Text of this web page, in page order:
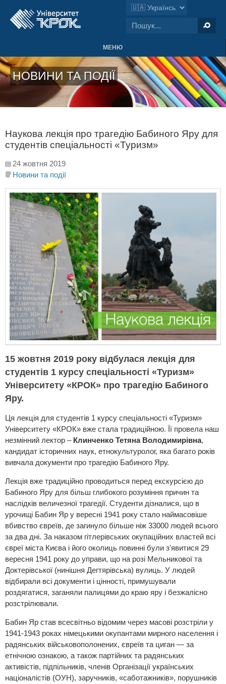
МЕНЮ
НОВИНИ ТА ПОДІЇ
Наукова лекція про трагедію Бабиного Яру для
студентів спеціальності «Туризм»
24 жовтня 2019
Новини та події
15 жовтня 2019 року відбулася лекція для
студентів 1 курсу спеціальності «Туризм»
Університету «КРОК» про трагедію Бабиного
Яру.
Ця лекція для студентів 1 курсу спеціальності «Туризм»
Університету «КРОК» вже стала традиційною. Її провела наш
незмінний лектор – Клинченко Тетяна Володимирівна,
кандидат історичних наук, етнокультуролог, яка багато років
вивчала документи про трагедію Бабиного Яру.
Лекція вже традиційно проводиться перед екскурсією до
Бабиного Яру для більш глибокого розуміння причин та
наслідків величезної трагедії. Студенти дізналися, що в
урочищі Бабин Яр у вересні 1941 року стало наймасовіше
вбивство євреїв, де загинуло більше ніж 33000 людей всього
за два дні. За наказом гітлерівських окупаційних властей всі
євреї міста Києва і його околиць повинні були з'явитися 29
вересня 1941 року до управи, що на розі Мельникової та
Доктерівської (нинішня Дегтярівська) вулиць. У людей
відбирали всі документи і цінності, примушували
роздягатися, заганяли палицями до краю яру і безжалісно
розстрілювали.
Бабин Яр став всесвітньо відомим через масові розстріли у
1941-1943 роках німецькими окупантами мирного населення і
радянських військовополонених, євреїв та циган — за
етнічною ознакою, а також партійних та радянських
активістів, підпільників, членів Організації українських
націоналістів (ОУН), заручників, «саботажників», порушників